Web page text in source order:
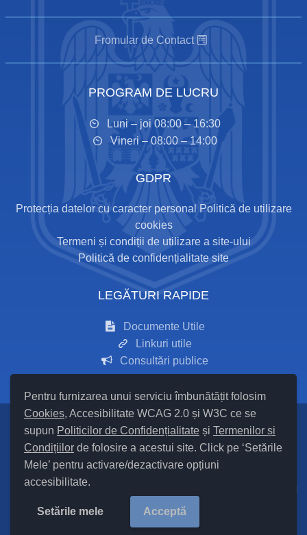
Pentru furnizarea unui serviciu îmbunătățit folosim
Cookies, Accesibilitate WCAG 2.0 și W3C ce se
supun Politicilor de Confidențialitate și Termenilor și
Condițiilor de folosire a acestui site. Click pe ‘Setările
Mele’ pentru activare/dezactivare opțiuni
accesibilitate.
Setările mele Acceptă
Fromular de Contact
PROGRAM DE LUCRU
Luni – joi 08:00 – 16:30
Vineri – 08:00 – 14:00
GDPR
Protecția datelor cu caracter personal
Politică de utilizare
cookies
Termeni și condiții de utilizare a site-ului
Politică de confidențialitate site
LEGĂTURI RAPIDE
Documente Utile
Linkuri utile
Consultări publice
Setări Cookies și Accesibilitate
Cod Județ 24 / Județul Iași / Tipul UAT – 14 – C – Comună / Codul
SIRUTA al Unității Administrativ Teritoriale COMUNA Mironeasa
97875/ |Site Vechi